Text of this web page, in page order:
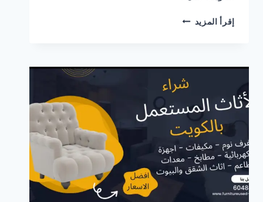
إقرأ المزيد شراء
الكويت
60484543
اتصل
الان